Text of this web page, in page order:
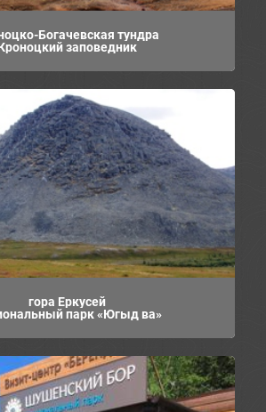
Богачевская тундра
заповедник
гора Еркусей
парк «Югыд ва»